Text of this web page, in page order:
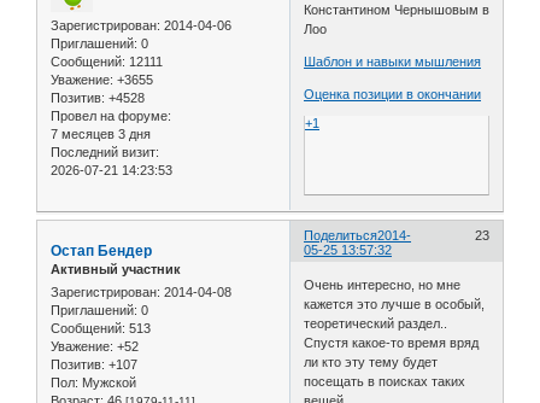
Зарегистрирован: 2014-04-06
Приглашений: 0
Сообщений: 12111
Уважение: +3655
Позитив: +4528
Провел на форуме:
7 месяцев 3 дня
Последний визит:
2026-07-21 14:23:53
Константином Чернышовым в
Лоо
Шаблон и навыки мышления
Оценка позиции в окончании
+1
Поделиться 23
2014-
05-25 13:57:32
Остап Бендер
Активный участник
Зарегистрирован: 2014-04-08
Приглашений: 0
Сообщений: 513
Уважение: +52
Позитив: +107
Пол: Мужской
Очень интересно, но мне
кажется это лучше в особый,
теоретический раздел..
Спустя какое-то время вряд
ли кто эту тему будет
посещать в поисках таких